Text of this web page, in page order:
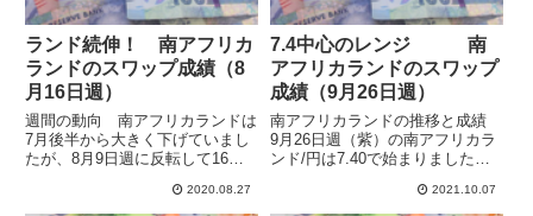
ランド続伸！ 南アフリカ
ランドのスワップ成績（8
月16日週）
週間の動向 南アフリカランドは
7月後半から大きく下げていまし
たが、8月9日週に反転して16日
分を取り戻して前の高値を抜くに
2020.08.27
7.4中心のレンジ 南
アフリカランドのスワップ
成績（9月26日週）
南アフリカランドの推移と成績
9月26日週（紫）の南アフリカラ
ンド/円は7.40で始まりました
っていて、前の週とあまり変わら
2021.10.07